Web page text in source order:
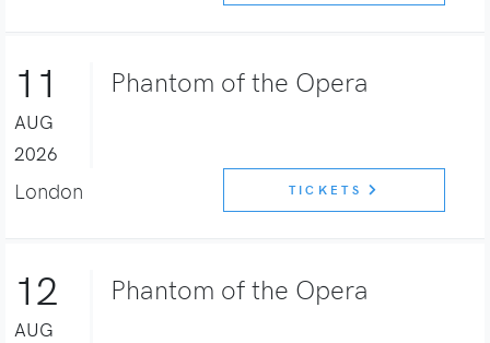
11
AUG
2026
Phantom of the Opera
London TICKETS
12
AUG
Phantom of the Opera